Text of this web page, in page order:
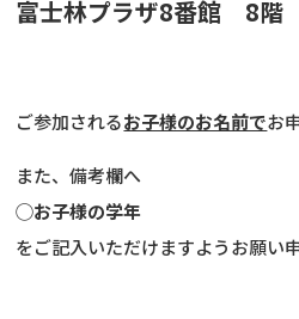
富士林プラザ8番館 8階
ご参加されるお子様のお名前でお
また、備考欄へ
◯お子様の学年
をご記入いただけますようお願い